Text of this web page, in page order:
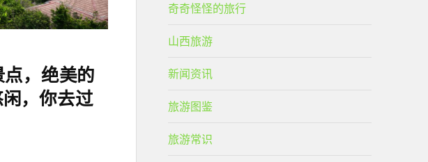
，绝美的
，你去过
奇奇怪怪的旅行
山西旅游
新闻资讯
旅游图鉴
旅游常识